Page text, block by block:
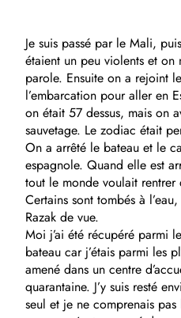
Je suis passé par le Mali,
étaient un peu violents et on
parole. Ensuite on a rejoint
l’embarcation pour aller en
on était 57 dessus, mais on
sauvetage. Le zodiac était
On a arrêté le bateau et le
espagnole. Quand elle est
tout le monde voulait rentrer
Certains sont tombés à
Razak de vue.
Moi j’ai été récupéré parmi
bateau car j’étais parmi les
amené dans un centre
quarantaine. J’y suis resté
seul et je ne comprenais pas